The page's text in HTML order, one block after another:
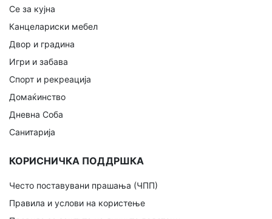
Се за кујна
Канцелариски мебел
Двор и градина
Игри и забава
Спорт и рекреација
Домаќинство
Дневна Соба
Санитарија
КОРИСНИЧКА ПОДДРШКА
Често поставувани прашања (ЧПП)
Правила и услови на користење